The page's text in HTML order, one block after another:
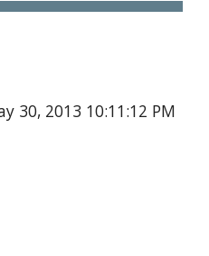
30, 2013 10:11:12 PM